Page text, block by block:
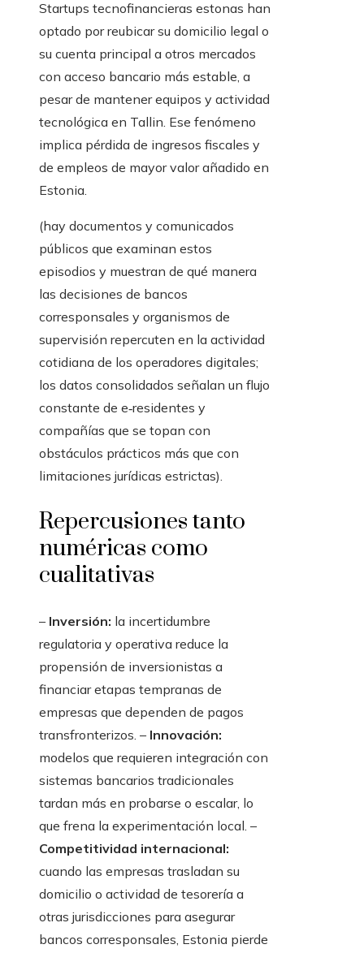
Startups tecnofinancieras estonas han
optado por reubicar su domicilio legal o
su cuenta principal a otros mercados
con acceso bancario más estable, a
pesar de mantener equipos y actividad
tecnológica en Tallin. Ese fenómeno
implica pérdida de ingresos fiscales y
de empleos de mayor valor añadido en
Estonia.
(hay documentos y comunicados
públicos que examinan estos
episodios y muestran de qué manera
las decisiones de bancos
corresponsales y organismos de
supervisión repercuten en la actividad
cotidiana de los operadores digitales;
los datos consolidados señalan un flujo
constante de e‑residentes y
compañías que se topan con
obstáculos prácticos más que con
limitaciones jurídicas estrictas).
Repercusiones tanto
numéricas como
cualitativas
– Inversión: la incertidumbre
regulatoria y operativa reduce la
propensión de inversionistas a
financiar etapas tempranas de
empresas que dependen de pagos
transfronterizos. – Innovación:
modelos que requieren integración con
sistemas bancarios tradicionales
tardan más en probarse o escalar, lo
que frena la experimentación local. –
Competitividad internacional:
cuando las empresas trasladan su
domicilio o actividad de tesorería a
otras jurisdicciones para asegurar
bancos corresponsales, Estonia pierde